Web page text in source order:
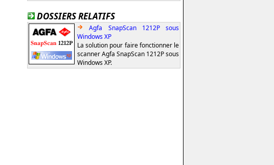
DOSSIERS RELATIFS
Agfa SnapScan 1212P sous
Windows XP
La solution pour faire fonctionner le
scanner Agfa SnapScan 1212P sous
Windows XP.